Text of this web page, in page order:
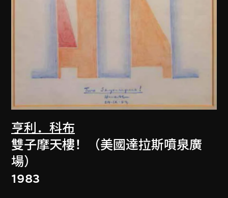
亨利．科布
雙子摩天樓！（美國達拉斯噴泉廣
場）
1983